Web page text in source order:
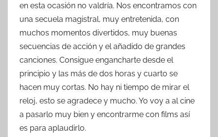
en esta ocasión no valdría. Nos encontramos con
una secuela magistral, muy entretenida, con
muchos momentos divertidos, muy buenas
secuencias de acción y el añadido de grandes
canciones. Consigue engancharte desde el
principio y las más de dos horas y cuarto se
hacen muy cortas. No hay ni tiempo de mirar el
reloj, esto se agradece y mucho. Yo voy a al cine
a pasarlo muy bien y encontrarme con films así
es para aplaudirlo.